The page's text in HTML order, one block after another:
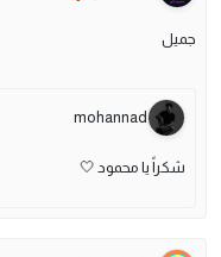
جميل
mohannad
شكراً يا محمود 🤍